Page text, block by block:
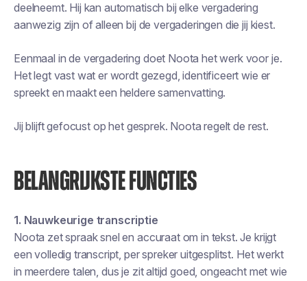
deelneemt. Hij kan automatisch bij elke vergadering
aanwezig zijn of alleen bij de vergaderingen die jij kiest.
Eenmaal in de vergadering doet Noota het werk voor je.
Het legt vast wat er wordt gezegd, identificeert wie er
spreekt en maakt een heldere samenvatting.
Jij blijft gefocust op het gesprek. Noota regelt de rest.
BELANGRIJKSTE FUNCTIES
1. Nauwkeurige transcriptie
Noota zet spraak snel en accuraat om in tekst. Je krijgt
een volledig transcript, per spreker uitgesplitst. Het werkt
in meerdere talen, dus je zit altijd goed, ongeacht met wie